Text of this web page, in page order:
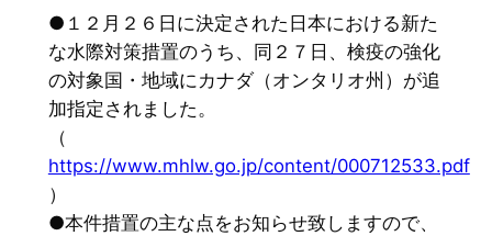
●１２月２６日に決定された日本における新た
な水際対策措置のうち、同２７日、検疫の強化
の対象国・地域にカナダ（オンタリオ州）が追
加指定されました。
（
https://www.mhlw.go.jp/content/000712533.pdf
）
●本件措置の主な点をお知らせ致しますので、